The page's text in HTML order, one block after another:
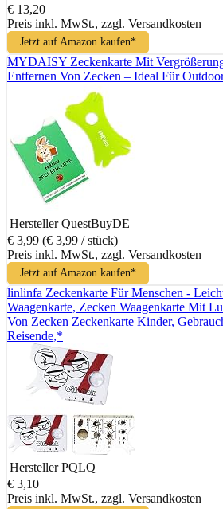
€ 13,20
Preis inkl. MwSt., zzgl. Versandkosten
Jetzt auf Amazon kaufen*
MYDAISY Zeckenkarte Mit
Entfernen Von Zecken – Ideal Für
Hersteller QuestBuyDE
€ 3,99 (€ 3,99 / stück)
Preis inkl. MwSt., zzgl. Versandkosten
Jetzt auf Amazon kaufen*
linlinfa Zeckenkarte Für Menschen -
Waagenkarte, Zecken Waagenkarte Mit
Von Zecken Zeckenkarte Kinder,
Reisende,*
Hersteller PQLQ
€ 3,10
Preis inkl. MwSt., zzgl. Versandkosten